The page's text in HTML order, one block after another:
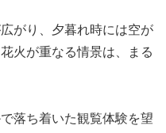
がり、夕暮れ時には空が
火が重なる情景は、まる
落ち着いた観覧体験を望